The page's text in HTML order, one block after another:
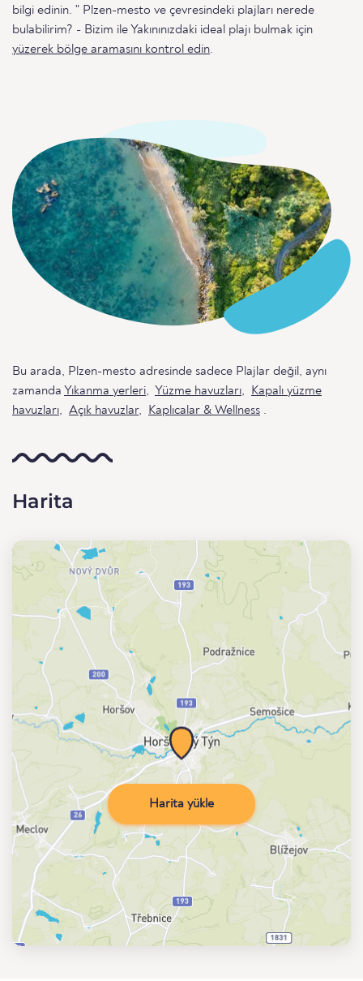
bilgi edinin. " Plzen-mesto ve çevresindeki plajları nerede
bulabilirim? - Bizim ile Yakınınızdaki ideal plajı bulmak için
yüzerek bölge aramasını kontrol edin.
Bu arada, Plzen-mesto adresinde sadece Plajlar değil, aynı
zamanda Yıkanma yerleri, Yüzme havuzları,
Kapalı yüzme
havuzları, Açık havuzlar, Kaplıcalar & Wellness .
Harita
Harita yükle